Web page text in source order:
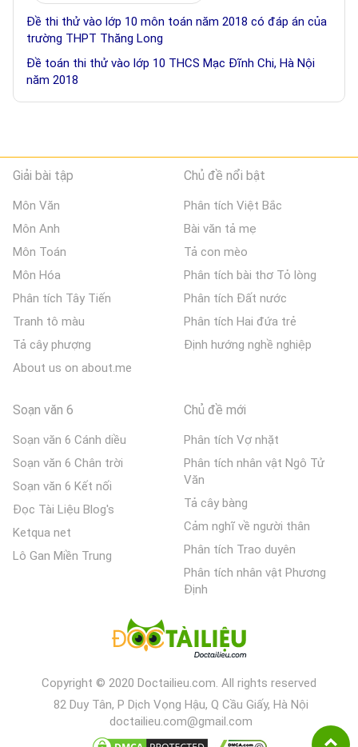
Đề thi thử vào lớp 10 môn toán năm 2018 có đáp án của
trường THPT Thăng Long
Đề toán thi thử vào lớp 10 THCS Mạc Đĩnh Chi, Hà Nội
năm 2018
Giải bài tập
Môn Văn
Môn Anh
Môn Toán
Môn Hóa
Phân tích Tây Tiến
Tranh tô màu
Tả cây phượng
About us on about.me
Chủ đề nổi bật
Phân tích Việt Bắc
Bài văn tả mẹ
Tả con mèo
Phân tích bài thơ Tỏ lòng
Phân tích Đất nước
Phân tích Hai đứa trẻ
Định hướng nghề nghiệp
Soạn văn 6
Soạn văn 6 Cánh diều
Soạn văn 6 Chân trời
Soạn văn 6 Kết nối
Đọc Tài Liệu Blog's
Ketqua net
Lô Gan Miền Trung
Chủ đề mới
Phân tích Vợ nhặt
Phân tích nhân vật Ngô Tử
Văn
Tả cây bàng
Cảm nghĩ về người thân
Phân tích Trao duyên
Phân tích nhân vật Phương
Định
Copyright © 2020 Doctailieu.com. All rights reserved
82 Duy Tân, P Dịch Vọng Hậu, Q Cầu Giấy, Hà Nội
doctailieu.com@gmail.com